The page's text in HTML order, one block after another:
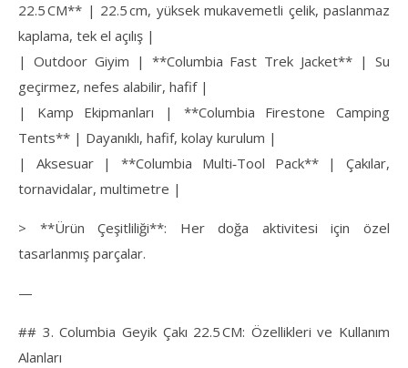
22.5 CM** | 22.5 cm, yüksek mukavemetli çelik, paslanmaz
kaplama, tek el açılış |
| Outdoor Giyim | **Columbia Fast Trek Jacket** | Su
geçirmez, nefes alabilir, hafif |
| Kamp Ekipmanları | **Columbia Firestone Camping
Tents** | Dayanıklı, hafif, kolay kurulum |
| Aksesuar | **Columbia Multi‑Tool Pack** | Çakılar,
tornavidalar, multimetre |
> **Ürün Çeşitliliği**: Her doğa aktivitesi için özel
tasarlanmış parçalar.
—
## 3. Columbia Geyik Çakı 22.5 CM: Özellikleri ve Kullanım
Alanları